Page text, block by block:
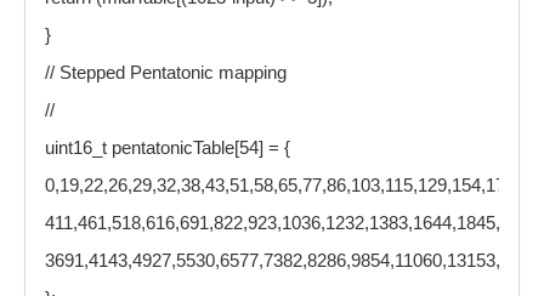
}
// Stepped Pentatonic mapping
//
uint16_t pentatonicTable[54] = {